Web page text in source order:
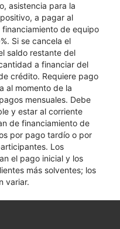
asistencia para la
a pagar al
de equipo
Si se cancela el
saldo restante del
a financiar del
crédito. Requiere pago
al momento de la
mensuales. Debe
y estar al corriente
de financiamiento de
por pago tardío o por
Los
el pago inicial y los
más solventes; los
variar.